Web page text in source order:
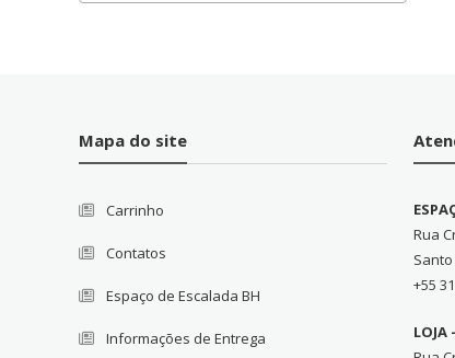
Mapa do site
Carrinho
Contatos
Espaço de Escalada BH
Informações de Entrega
Rua
+55
LOJA